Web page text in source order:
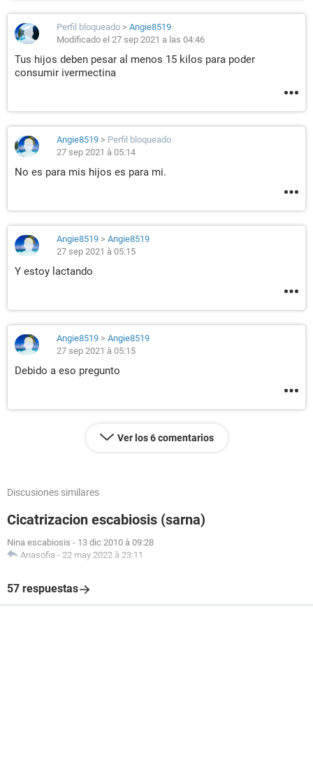
Perfil bloqueado > Angie8519
Modificado el 27 sep 2021 a las 04:46
Tus hijos deben pesar al menos 15 kilos para poder
consumir ivermectina
Angie8519 > Perfil bloqueado
27 sep 2021 à 05:14
No es para mis hijos es para mi.
Angie8519 > Angie8519
27 sep 2021 à 05:15
Y estoy lactando
Angie8519 > Angie8519
27 sep 2021 à 05:15
Debido a eso pregunto
Ver los 6 comentarios
Discusiones similares
Cicatrizacion escabiosis (sarna)
Nina escabiosis - 13 dic 2010 à 09:28
Anasofia - 22 may 2022 à 23:11
57 respuestas